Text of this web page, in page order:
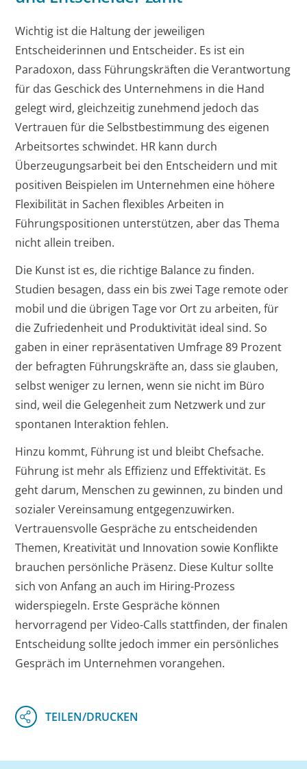
Wichtig ist die Haltung der jeweiligen
Entscheiderinnen und Entscheider. Es ist ein
Paradoxon, dass Führungskräften die Verantwortung
für das Geschick des Unternehmens in die Hand
gelegt wird, gleichzeitig zunehmend jedoch das
Vertrauen für die Selbstbestimmung des eigenen
Arbeitsortes schwindet. HR kann durch
Überzeugungsarbeit bei den Entscheidern und mit
positiven Beispielen im Unternehmen eine höhere
Flexibilität in Sachen flexibles Arbeiten in
Führungspositionen unterstützen, aber das Thema
nicht allein treiben.
Die Kunst ist es, die richtige Balance zu finden.
Studien besagen, dass ein bis zwei Tage remote oder
mobil und die übrigen Tage vor Ort zu arbeiten, für
die Zufriedenheit und Produktivität ideal sind. So
gaben in einer repräsentativen Umfrage 89 Prozent
der befragten Führungskräfte an, dass sie glauben,
selbst weniger zu lernen, wenn sie nicht im Büro
sind, weil die Gelegenheit zum Netzwerk und zur
spontanen Interaktion fehlen.
Hinzu kommt, Führung ist und bleibt Chefsache.
Führung ist mehr als Effizienz und Effektivität. Es
geht darum, Menschen zu gewinnen, zu binden und
sozialer Vereinsamung entgegenzuwirken.
Vertrauensvolle Gespräche zu entscheidenden
Themen, Kreativität und Innovation sowie Konflikte
brauchen persönliche Präsenz. Diese Kultur sollte
sich von Anfang an auch im Hiring-Prozess
widerspiegeln. Erste Gespräche können
hervorragend per Video-Calls stattfinden, der finalen
Entscheidung sollte jedoch immer ein persönliches
Gespräch im Unternehmen vorangehen.